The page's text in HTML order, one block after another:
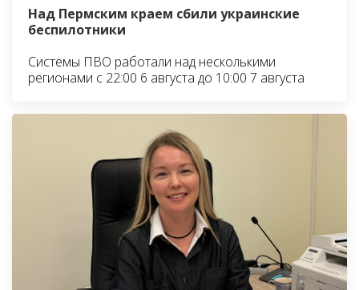
Над Пермским краем сбили украинские
беспилотники
Системы ПВО работали над несколькими
регионами с 22:00 6 августа до 10:00 7 августа